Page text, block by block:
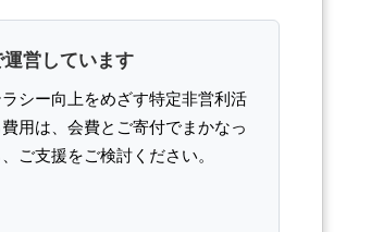
営しています
シー向上をめざす特定非営利活
用は、会費とご寄付でまかなっ
ご支援をご検討ください。